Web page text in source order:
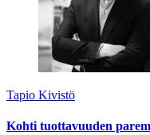
Tapio Kivistö
Kohti tuottavuuden